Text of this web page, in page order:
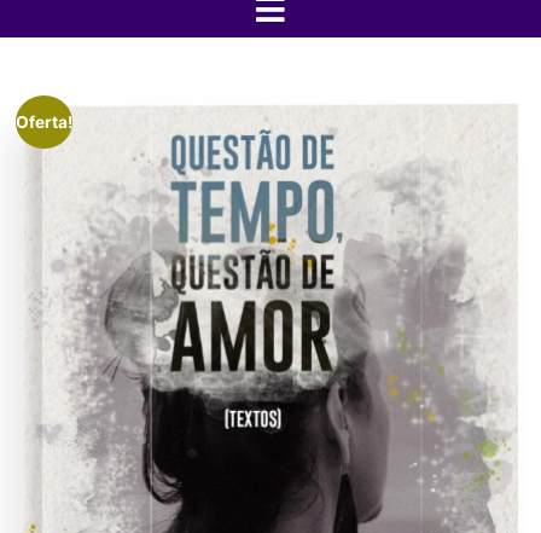
Oferta!